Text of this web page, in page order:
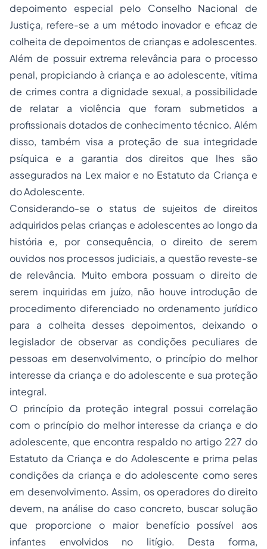
depoimento especial pelo Conselho Nacional de
Justiça, refere-se a um método inovador e eficaz de
colheita de depoimentos de crianças e adolescentes.
Além de possuir extrema relevância para o processo
penal, propiciando à criança e ao adolescente, vítima
de crimes contra a dignidade sexual, a possibilidade
de relatar a violência que foram submetidos a
profissionais dotados de conhecimento técnico. Além
disso, também visa a proteção de sua integridade
psíquica e a garantia dos direitos que lhes são
assegurados na Lex maior e no Estatuto da Criança e
do Adolescente.
Considerando-se o status de sujeitos de direitos
adquiridos pelas crianças e adolescentes ao longo da
história e, por consequência, o direito de serem
ouvidos nos processos judiciais, a questão reveste-se
de relevância. Muito embora possuam o direito de
serem inquiridas em juízo, não houve introdução de
procedimento diferenciado no ordenamento jurídico
para a colheita desses depoimentos, deixando o
legislador de observar as condições peculiares de
pessoas em desenvolvimento, o princípio do melhor
interesse da criança e do adolescente e sua proteção
integral.
O princípio da proteção integral possui correlação
com o princípio do melhor interesse da criança e do
adolescente, que encontra respaldo no artigo 227 do
Estatuto da Criança e do Adolescente e prima pelas
condições da criança e do adolescente como seres
em desenvolvimento. Assim, os operadores do direito
devem, na análise do caso concreto, buscar solução
que proporcione o maior benefício possível aos
infantes envolvidos no litígio. Desta forma,